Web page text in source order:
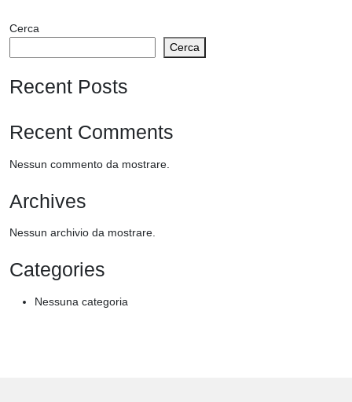
–
November
2025
-
November
2025
Cerca
Cerca
Recent Posts
Recent Comments
Nessun commento da mostrare.
Archives
Nessun archivio da mostrare.
Categories
Nessuna categoria